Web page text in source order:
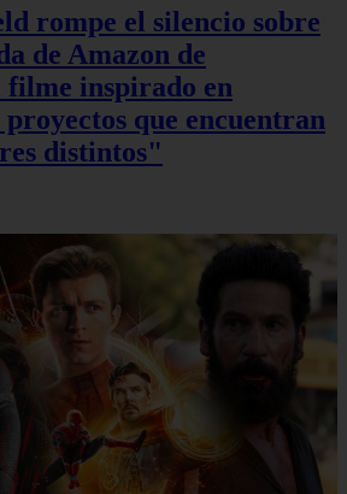
rompe el silencio sobre
de Amazon de
inspirado en
que encuentran
distintos"